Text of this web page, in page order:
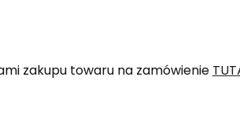
zakupu towaru na zamówienie